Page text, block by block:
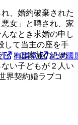
有隣堂 紀伊國
、婚約破棄された
女」と噂され、家
なとき求婚の申し
して当主の座を手
ットは家族のため
い子どもが２人い
界契約婚ラブコ